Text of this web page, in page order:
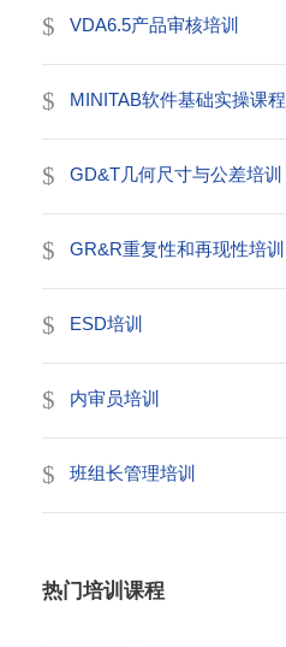
VDA6.5产品审核培训
MINITAB软件基础实操课程
GD&T几何尺寸与公差培训
GR&R重复性和再现性培训
ESD培训
内审员培训
班组长管理培训
热门培训课程